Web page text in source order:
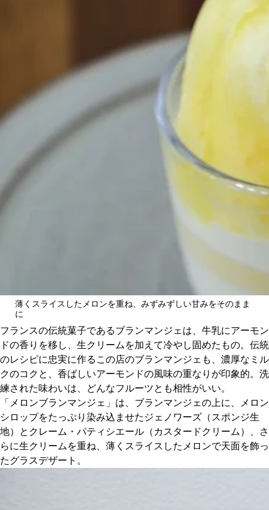
誠光社で選びました。
おすすめの本
紹介します。
おすすめのイベント
薄くスライスしたメロンを重ね、みずみずしい甘みをそのまま
に
フランスの伝統菓子であるブランマンジェは、牛乳にアーモン
ドの香りを移し、生クリームを加えて冷やし固めたもの。伝統
のレシピに忠実に作るこの店のブランマンジェも、濃厚なミル
クのコクと、香ばしいアーモンドの風味の重なりが印象的。洗
練された味わいは、どんなフルーツとも相性がいい。
「メロンブランマンジェ」は、ブランマンジェの上に、メロン
シロップをたっぷり染み込ませたジェノワーズ（スポンジ生
地）とクレーム・パティシエール（カスタードクリーム）、さ
らに生クリームを重ね、薄くスライスしたメロンで天面を飾っ
たグラスデザート。